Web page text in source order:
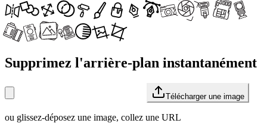
Supprimez l'arrière-plan instantanément
Télécharger une image
ou glissez-déposez une image, collez une URL